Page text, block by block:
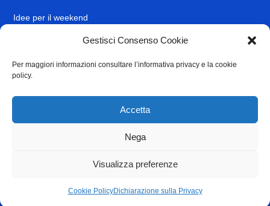
Gestisci Consenso Cookie
Per maggiori informazioni consultare l’informativa privacy e la cookie
policy.
Accetta
Nega
Visualizza preferenze
Cookie PolicyDichiarazione sulla Privacy
Idee per il weekend
INFO
News
Link Utili